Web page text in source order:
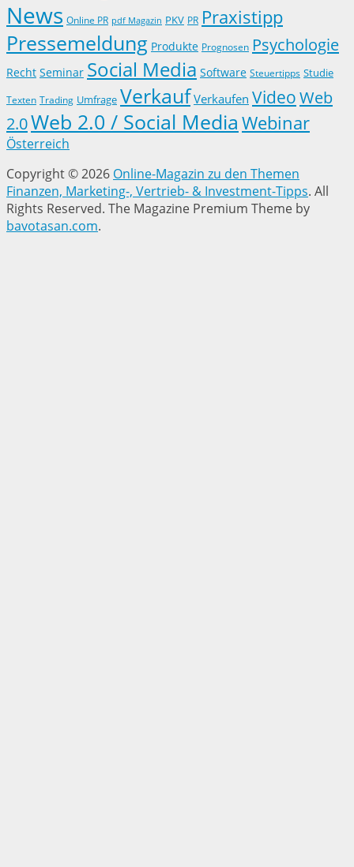
News Online PR pdf Magazin PKV PR Praxistipp
Pressemeldung Produkte Prognosen Psychologie
Recht Seminar Social Media Software Steuertipps Studie
Texten Trading Umfrage Verkauf Verkaufen VideoWeb
2.0Web 2.0 / Social Media Webinar
Österreich
Copyright © 2026 Online-Magazin zu den Themen
Finanzen, Marketing-, Vertrieb- & Investment-Tipps. All
Rights Reserved. The Magazine Premium Theme by
bavotasan.com.